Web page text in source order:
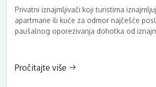
Privatni iznajmljivači koji turistima
apartmane ili kuće za odmor najčešće
paušalnog oporezivanja dohotka od
Pročitajte više